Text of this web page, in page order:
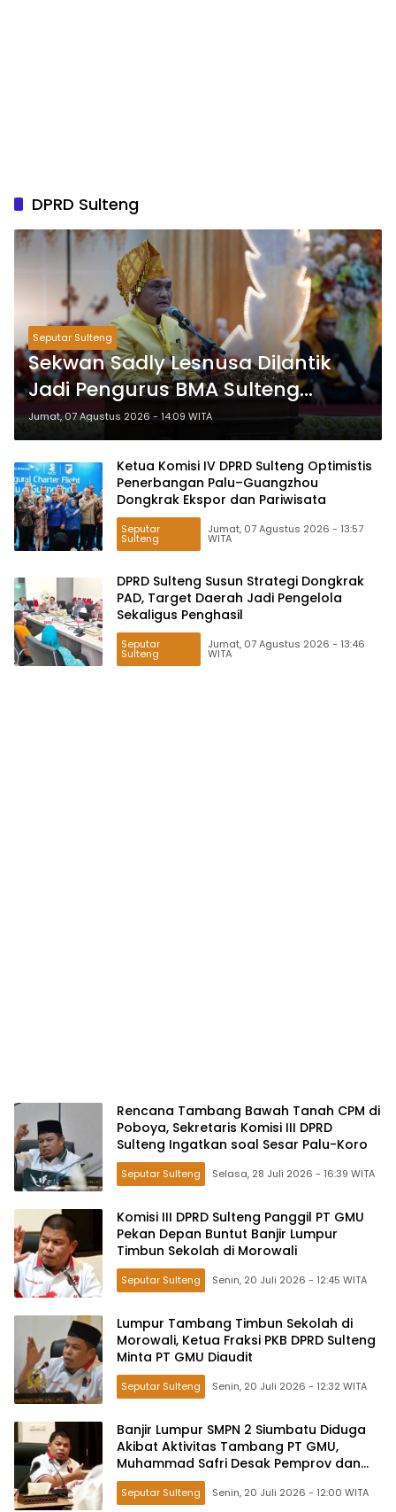
DPRD Sulteng
Seputar Sulteng
Sekwan Sadly Lesnusa Dilantik
Jadi Pengurus BMA Sulteng
Periode 2026–2031
Jumat, 07 Agustus 2026 - 14:09 WITA
Ketua Komisi IV DPRD Sulteng Optimistis
Penerbangan Palu–Guangzhou
Dongkrak Ekspor dan Pariwisata
Seputar
Sulteng
Jumat, 07 Agustus 2026 - 13:57
WITA
DPRD Sulteng Susun Strategi Dongkrak
PAD, Target Daerah Jadi Pengelola
Sekaligus Penghasil
Seputar
Sulteng
Jumat, 07 Agustus 2026 - 13:46
WITA
Rencana Tambang Bawah Tanah CPM di
Poboya, Sekretaris Komisi III DPRD
Sulteng Ingatkan soal Sesar Palu-Koro
Seputar Sulteng Selasa, 28 Juli 2026 - 16:39 WITA
Komisi III DPRD Sulteng Panggil PT GMU
Pekan Depan Buntut Banjir Lumpur
Timbun Sekolah di Morowali
Seputar Sulteng Senin, 20 Juli 2026 - 12:45 WITA
Lumpur Tambang Timbun Sekolah di
Morowali, Ketua Fraksi PKB DPRD Sulteng
Minta PT GMU Diaudit
Seputar Sulteng Senin, 20 Juli 2026 - 12:32 WITA
Banjir Lumpur SMPN 2 Siumbatu Diduga
Akibat Aktivitas Tambang PT GMU,
Muhammad Safri Desak Pemprov dan
Pemkab Morowali Bentuk Tim Investigasi
Seputar Sulteng Senin, 20 Juli 2026 - 12:00 WITA